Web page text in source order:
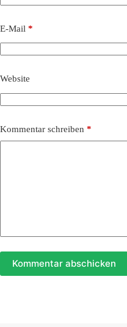
E-Mail *
Website
Kommentar schreiben *
Kommentar abschicken